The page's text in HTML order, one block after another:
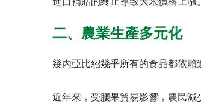
二、農業生產多元化
幾內亞比紹幾乎所有的食品都依賴
近年來，受腰果貿易影響，農民減